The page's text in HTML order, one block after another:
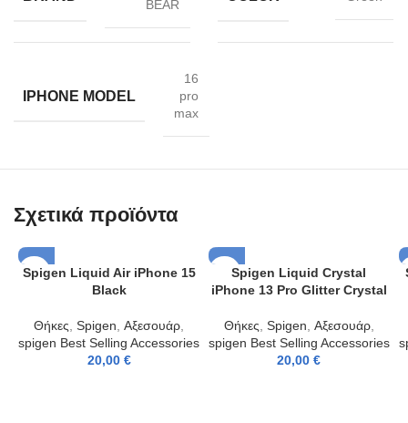
BEAR
IPHONE MODEL
16
pro
max
Σχετικά προϊόντα
Spigen Liquid Air iPhone 15
Black
Θήκες, Spigen, Αξεσουάρ,
spigen Best Selling Accessories
20,00 €
Spigen Liquid Crystal
iPhone 13 Pro Glitter Crystal
Θήκες, Spigen, Αξεσουάρ,
spigen Best Selling Accessories
20,00€